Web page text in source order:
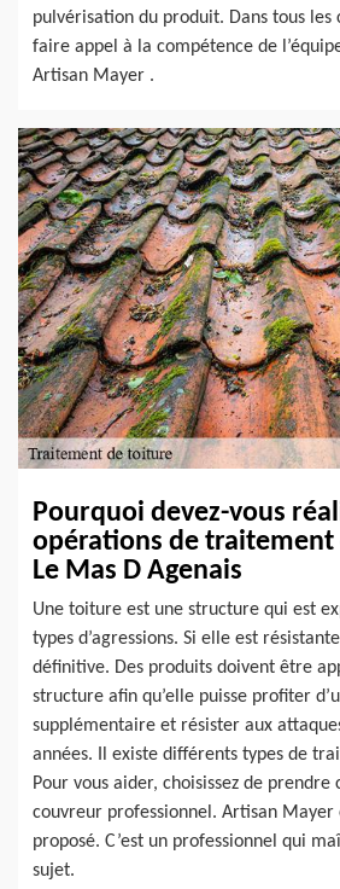
pulvérisation du produit. Dans tous les
faire appel à la compétence de
Artisan Mayer .
Pourquoi devez-vous
opérations de
Le Mas D Agenais
Une toiture est une structure qui est
types d’agressions. Si elle est
définitive. Des produits doivent être
structure afin qu’elle puisse profiter
supplémentaire et résister aux
années. Il existe différents types de
Pour vous aider, choisissez de prendre
couvreur professionnel. Artisan Mayer
proposé. C’est un professionnel qui
sujet.